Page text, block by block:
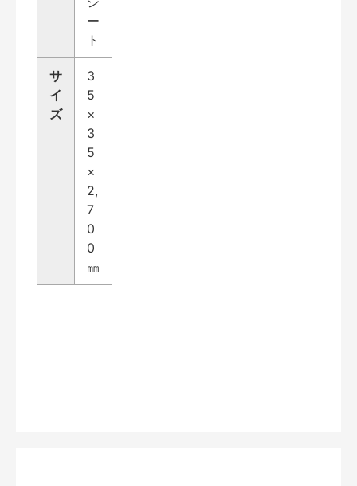
ー
ト
サ
イ
ズ
3
5
×
3
5
×
2,
7
0
0
㎜